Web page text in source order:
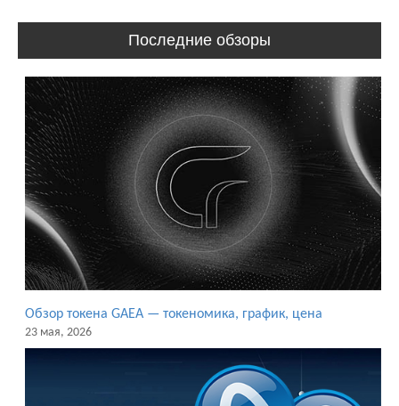
Последние обзоры
Обзор токена GAEA — токеномика, график, цена
23 мая, 2026